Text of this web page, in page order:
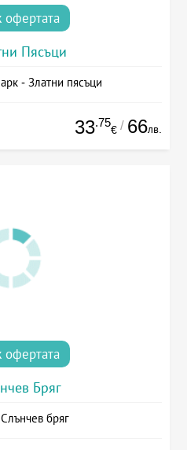
офертата
Пясъци
- Златни пясъци
33.75
€ / 66лв.
офертата
Бряг
бряг